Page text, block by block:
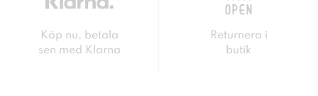
Köp nu, betala
sen med Klarna
Returnera i
butik